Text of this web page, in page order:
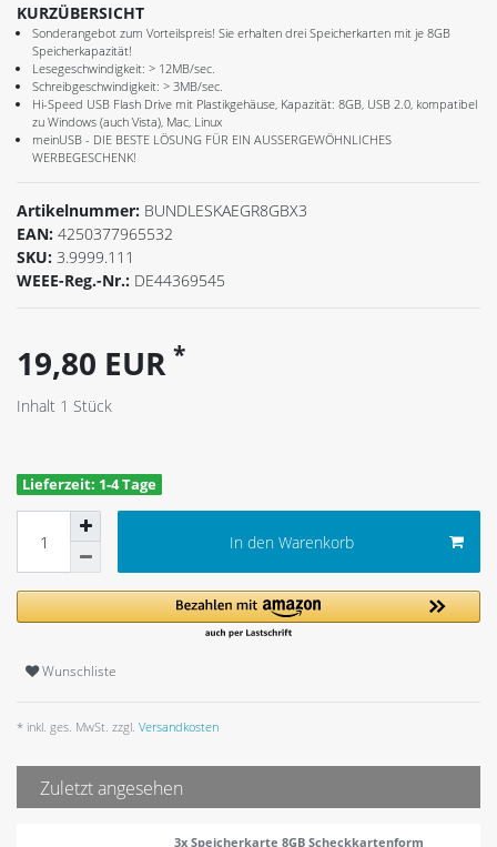
KURZÜBERSICHT
Sonderangebot zum Vorteilspreis! Sie erhalten drei Speicherkarten mit je 8GB
Speicherkapazität!
Lesegeschwindigkeit: > 12MB/sec.
Schreibgeschwindigkeit: > 3MB/sec.
Hi-Speed USB Flash Drive mit Plastikgehäuse, Kapazität: 8GB, USB 2.0, kompatibel
zu Windows (auch Vista), Mac, Linux
meinUSB - DIE BESTE LÖSUNG FÜR EIN AUSSERGEWÖHNLICHES
WERBEGESCHENK!
Artikelnummer: BUNDLESKAEGR8GBX3
EAN: 4250377965532
SKU: 3.9999.111
WEEE-Reg.-Nr.: DE44369545
19,80 EUR *
Inhalt 1 Stück
Lieferzeit: 1-4 Tage
In den Warenkorb
Wunschliste
* inkl. ges. MwSt. zzgl. Versandkosten
Zuletzt angesehen
3x Speicherkarte 8GB Scheckkartenform